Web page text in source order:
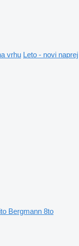
vrhu Leto - novi naprej
Bergmann 8to